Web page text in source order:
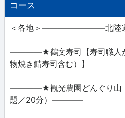
コース
＜各地＞――――――――北
――――★鶴文寿司【寿司職人が
物焼き鯖寿司含む）】
――――★観光農園どんぐり山
題／20分）――――